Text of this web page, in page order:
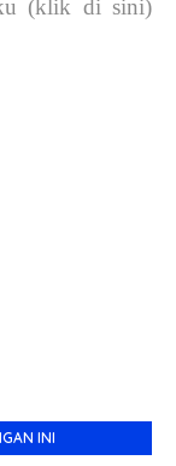
(klik di sini)
INI